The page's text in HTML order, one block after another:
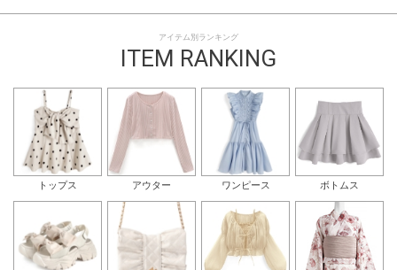
アイテム別ランキング
ITEM RANKING
トップス アウター ワンピース ボトムス